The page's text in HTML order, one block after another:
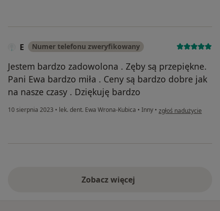
E Numer telefonu zweryfikowany
Jestem bardzo zadowolona . Zęby są przepiękne.
Pani Ewa bardzo miła . Ceny są bardzo dobre jak
na nasze czasy . Dziękuję bardzo
10 sierpnia 2023 • lek. dent. Ewa Wrona-Kubica • Inny • w opinii użytkownika E
zgłoś nadużycie
Zobacz więcej